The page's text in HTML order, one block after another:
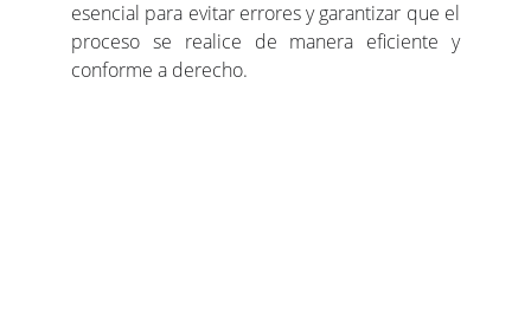
esencial para evitar errores y garantizar que el
proceso se realice de manera eficiente y
conforme a derecho.